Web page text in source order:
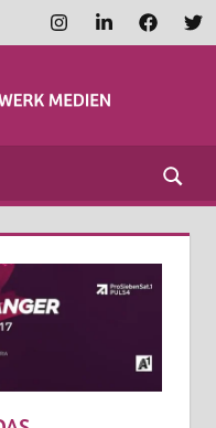
InstagramLinkedIn